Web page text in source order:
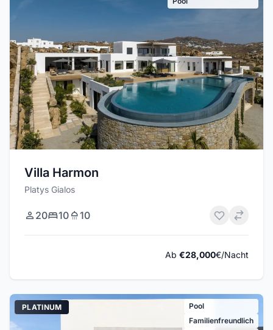
Villa Harmon
Platys Gialos
20 10 10
Ab €28,000€/Nacht
PLATINUM
Pool
Familienfreundlich